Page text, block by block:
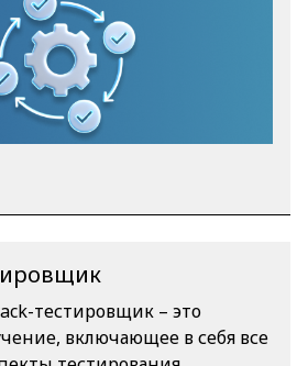
на специалистов с
и опытом полевых работ.
тестировщик – это